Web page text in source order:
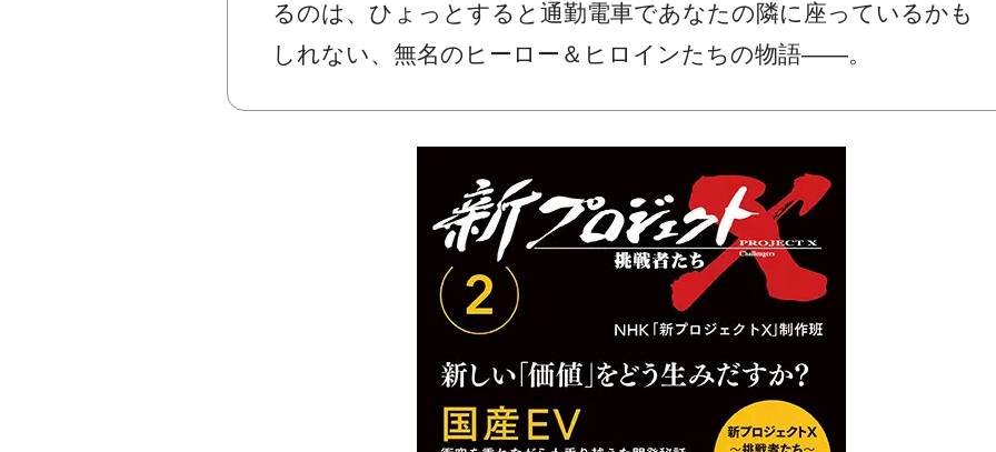
るのは、ひょっとすると通勤電車であなたの隣に座っているかも
しれない、無名のヒーロー＆ヒロインたちの物語――。